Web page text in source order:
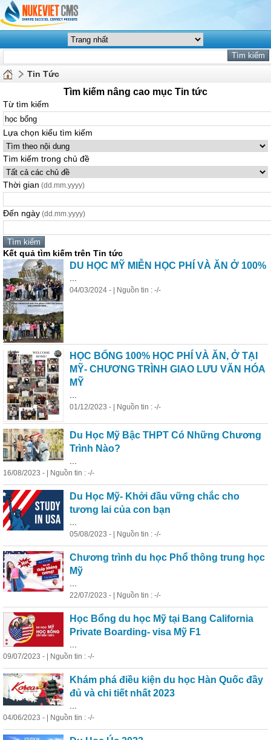
Tin Tức
Tìm kiếm nâng cao mục Tin tức
Từ tìm kiếm
Lựa chọn kiểu tìm kiếm
Tìm kiếm trong chủ đề
Thời gian (dd.mm.yyyy)
Đến ngày (dd.mm.yyyy)
Kết quả tìm kiếm trên Tin tức
DU HỌC MỸ MIỄN HỌC PHÍ VÀ ĂN Ở 100%
04/03/2024 - | Nguồn tin : -/-
HỌC BỔNG 100% HỌC PHÍ VÀ ĂN, Ở TẠI
MỸ- CHƯƠNG TRÌNH GIAO LƯU VĂN HÓA
MỸ
01/12/2023 - | Nguồn tin : -/-
Du Học Mỹ Bậc THPT Có Những Chương
Trình Nào?
16/08/2023 - | Nguồn tin : -/-
Du Học Mỹ- Khởi đầu vững chắc cho
tương lai của con bạn
05/08/2023 - | Nguồn tin : -/-
Chương trình du học Phổ thông trung học
Mỹ
22/07/2023 - | Nguồn tin : -/-
Học Bổng du học Mỹ tại Bang California
Private Boarding- visa Mỹ F1
09/07/2023 - | Nguồn tin : -/-
Khám phá điều kiện du học Hàn Quốc đầy
đủ và chi tiết nhất 2023
04/06/2023 - | Nguồn tin : -/-